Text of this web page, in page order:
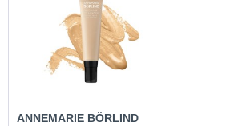
ANNEMARIE BÖRLIND